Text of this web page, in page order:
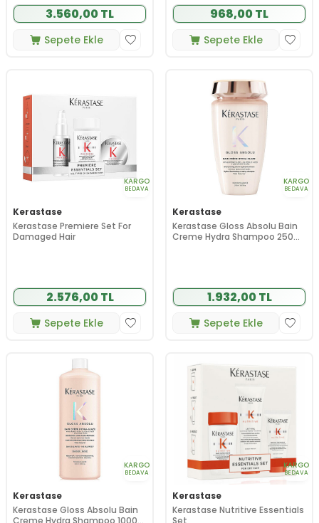
3.560,00 TL
Sepete Ekle
968,00 TL
Sepete Ekle
KARGO
BEDAVA
Kerastase
Kerastase Premiere Set For
Damaged Hair
2.576,00 TL
Sepete Ekle
KARGO
BEDAVA
Kerastase
Kerastase Gloss Absolu Bain
Creme Hydra Shampoo 250
1.932,00 TL
Sepete Ekle
KARGO
BEDAVA
Kerastase
Kerastase Gloss Absolu Bain
Creme Hydra Shampoo 1000
KARGO
BEDAVA
Kerastase
Kerastase Nutritive Essentials
Set